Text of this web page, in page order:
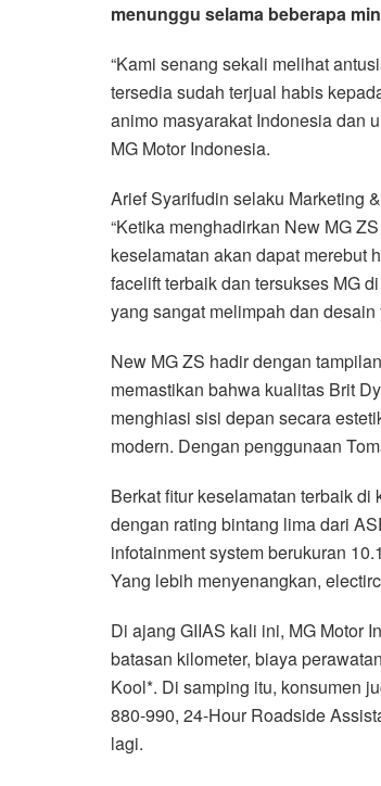
menunggu selama beberapa
“Kami senang sekali melihat
tersedia sudah terjual habis
animo masyarakat Indonesia dan
MG Motor Indonesia.
Arief Syarifudin selaku Marketing
“Ketika menghadirkan New MG
keselamatan akan dapat merebut
facelift terbaik dan tersukses MG
yang sangat melimpah dan
New MG ZS hadir dengan
memastikan bahwa kualitas Brit
menghiasi sisi depan secara
modern. Dengan penggunaan
Berkat fitur keselamatan terbaik
dengan rating bintang lima dari
infotainment system berukuran
Yang lebih menyenangkan,
Di ajang GIIAS kali ini, MG Motor
batasan kilometer, biaya
Kool*. Di samping itu, konsumen
880-990, 24-Hour Roadside
lagi.